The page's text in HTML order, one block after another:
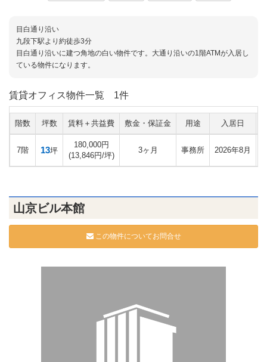
目白通り沿い
九段下駅より約徒歩3分
目白通り沿いに建つ角地の白い物件です。大通り沿いの1階ATMが入居し
ている物件になります。
賃貸オフィス物件一覧 1件
階数 坪数 賃料＋共益費 敷金・保証金 用途 入居日
7階 13坪
180,000円
(13,846円/坪)
3ヶ月 事務所 2026年8月
山京ビル本館
この物件についてお問合せ